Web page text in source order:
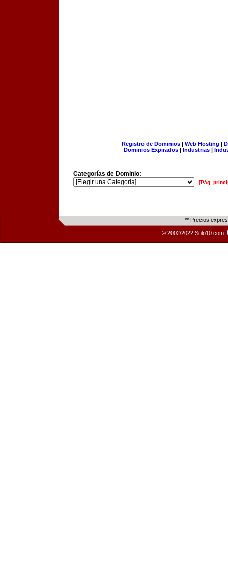
Registro de Dominios| Web Hosting |
Dominios Expirados | Industrias |
Categorías de Dominio:
[Pág.
** Precios
© 2002/2022 Solo10.com